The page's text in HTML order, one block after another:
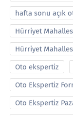
hafta sonu açık
Hürriyet
Hürriyet
Oto ekspertiz
Oto Ekspertiz
Oto Ekspertiz